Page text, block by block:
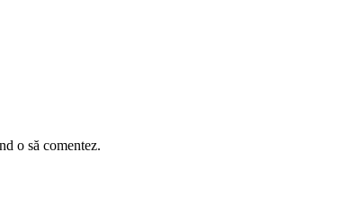
o să comentez.